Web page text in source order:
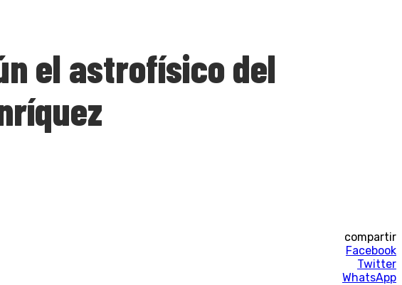
el astrofísico del
compartir
Facebook
Twitter
WhatsApp